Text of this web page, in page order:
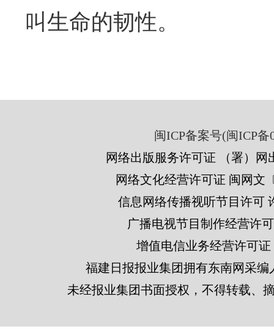
叫生命的韧性。
闽ICP备案号(闽ICP备
网络出版服务许可证 （署）网
网络文化经营许可证 闽网文
信息网络传播视听节目许可
广播电视节目制作经营许
增值电信业务经营许可证
福建日报报业集团拥有东南网采
未经报业集团书面授权，不得转载、